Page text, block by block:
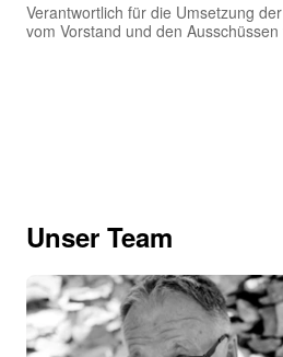
Verantwortlich für die Umsetzung
vom Vorstand und den
Unser Team